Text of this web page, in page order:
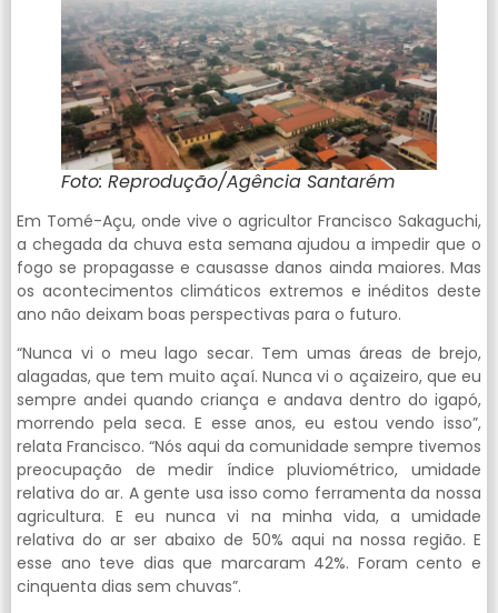
Foto: Reprodução/Agência Santarém
Em Tomé-Açu, onde vive o agricultor Francisco Sakaguchi,
a chegada da chuva esta semana ajudou a impedir que o
fogo se propagasse e causasse danos ainda maiores. Mas
os acontecimentos climáticos extremos e inéditos deste
ano não deixam boas perspectivas para o futuro.
“Nunca vi o meu lago secar. Tem umas áreas de brejo,
alagadas, que tem muito açaí. Nunca vi o açaizeiro, que eu
sempre andei quando criança e andava dentro do igapó,
morrendo pela seca. E esse anos, eu estou vendo isso”,
relata Francisco. “Nós aqui da comunidade sempre tivemos
preocupação de medir índice pluviométrico, umidade
relativa do ar. A gente usa isso como ferramenta da nossa
agricultura. E eu nunca vi na minha vida, a umidade
relativa do ar ser abaixo de 50% aqui na nossa região. E
esse ano teve dias que marcaram 42%. Foram cento e
cinquenta dias sem chuvas”.